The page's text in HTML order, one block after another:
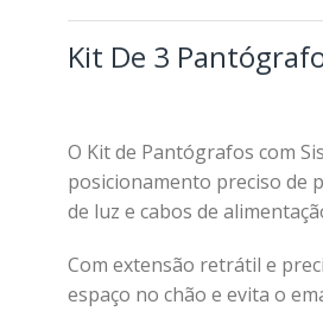
Kit De 3
O Kit de Pantógrafos com
posicionamento preciso de
de luz e cabos de
Com extensão retrátil e
espaço no chão e evita o